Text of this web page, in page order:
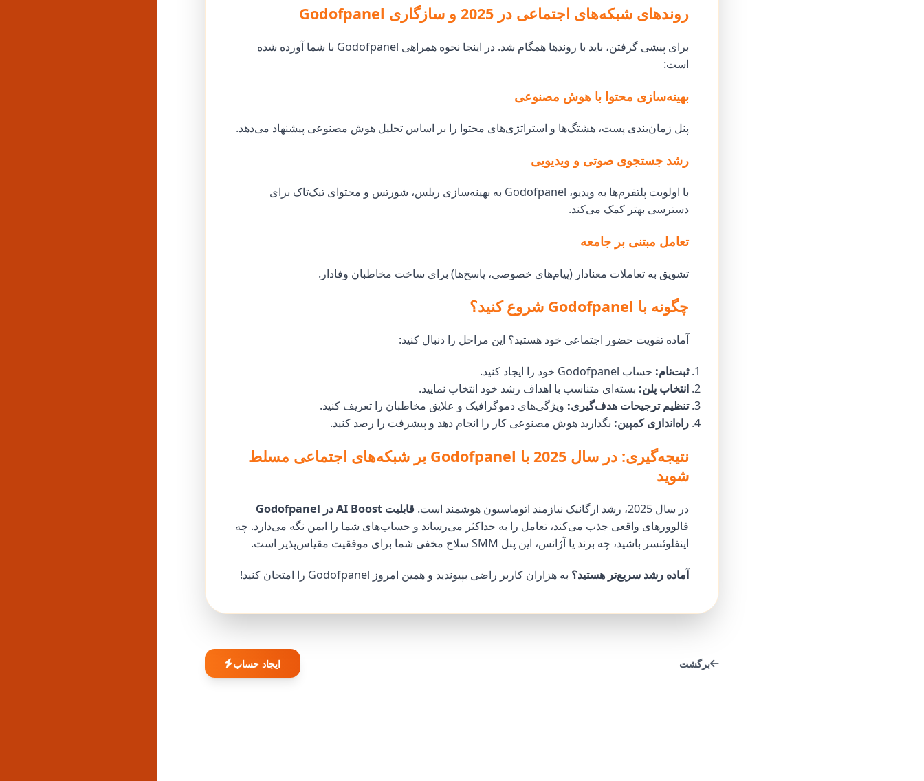
روندهای شبکه‌های اجتماعی در 2025 و سازگاری Godofpanel
برای پیشی گرفتن، باید با روندها همگام شد. در اینجا نحوه همراهی Godofpanel با شما آورده شده
است:
بهینه‌سازی محتوا با هوش مصنوعی
پنل زمان‌بندی پست، هشتگ‌ها و استراتژی‌های محتوا را بر اساس تحلیل هوش مصنوعی پیشنهاد می‌دهد.
رشد جستجوی صوتی و ویدیویی
با اولویت پلتفرم‌ها به ویدیو، Godofpanel به بهینه‌سازی ریلس، شورتس و محتوای تیک‌تاک برای
دسترسی بهتر کمک می‌کند.
تعامل مبتنی بر جامعه
تشویق به تعاملات معنادار (پیام‌های خصوصی، پاسخ‌ها) برای ساخت مخاطبان وفادار.
چگونه با Godofpanel شروع کنید؟
آماده تقویت حضور اجتماعی خود هستید؟ این مراحل را دنبال کنید:
ثبت‌نام: حساب Godofpanel خود را ایجاد کنید.
انتخاب پلن: بسته‌ای متناسب با اهداف رشد خود انتخاب نمایید.
تنظیم ترجیحات هدف‌گیری: ویژگی‌های دموگرافیک و علایق مخاطبان را تعریف کنید.
راه‌اندازی کمپین: بگذارید هوش مصنوعی کار را انجام دهد و پیشرفت را رصد کنید.
نتیجه‌گیری: در سال 2025 با Godofpanel بر شبکه‌های اجتماعی مسلط
شوید
در سال 2025، رشد ارگانیک نیازمند اتوماسیون هوشمند است.
قابلیت AI Boost در Godofpanel
فالوورهای واقعی جذب می‌کند، تعامل را به حداکثر می‌رساند و حساب‌های شما را ایمن نگه می‌دارد. چه
اینفلوئنسر باشید، چه برند یا آژانس، این پنل SMM سلاح مخفی شما برای موفقیت مقیاس‌پذیر است.
آماده رشد سریع‌تر هستید؟ به هزاران کاربر راضی بپیوندید و همین امروز Godofpanel را امتحان کنید !
برگشت ایجاد حساب